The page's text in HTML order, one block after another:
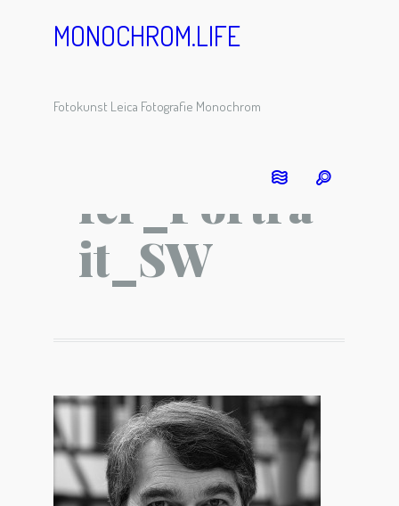
MONOCHROM.LIFE
Fotokunst Leica Fotografie Monochrom
fer_Portra
it_SW